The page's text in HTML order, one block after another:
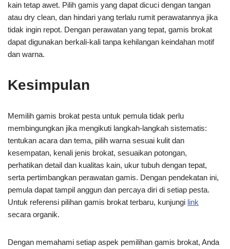
kain tetap awet. Pilih gamis yang dapat dicuci dengan tangan
atau dry clean, dan hindari yang terlalu rumit perawatannya jika
tidak ingin repot. Dengan perawatan yang tepat, gamis brokat
dapat digunakan berkali-kali tanpa kehilangan keindahan motif
dan warna.
Kesimpulan
Memilih gamis brokat pesta untuk pemula tidak perlu
membingungkan jika mengikuti langkah-langkah sistematis:
tentukan acara dan tema, pilih warna sesuai kulit dan
kesempatan, kenali jenis brokat, sesuaikan potongan,
perhatikan detail dan kualitas kain, ukur tubuh dengan tepat,
serta pertimbangkan perawatan gamis. Dengan pendekatan ini,
pemula dapat tampil anggun dan percaya diri di setiap pesta.
Untuk referensi pilihan gamis brokat terbaru, kunjungi link
secara organik.
Dengan memahami setiap aspek pemilihan gamis brokat, Anda